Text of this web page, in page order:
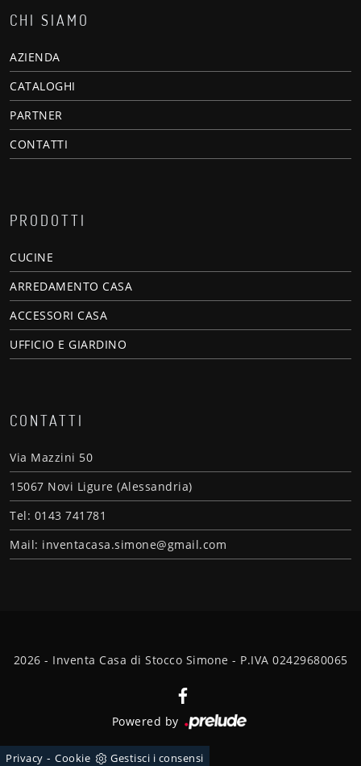
CHI SIAMO
AZIENDA
CATALOGHI
PARTNER
CONTATTI
PRODOTTI
CUCINE
ARREDAMENTO CASA
ACCESSORI CASA
UFFICIO E GIARDINO
CONTATTI
Via Mazzini 50
15067 Novi Ligure (Alessandria)
Tel: 0143 741781
Mail: inventacasa.simone@gmail.com
2026 - Inventa Casa di Stocco Simone - P.IVA 02429680065
Powered by
Privacy - Cookie Gestisci i consensi